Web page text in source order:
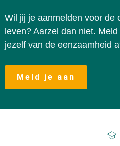
Wil jij je aanmelden voor de
leven? Aarzel dan niet.
jezelf van de eenzaamheid
Meld je aan